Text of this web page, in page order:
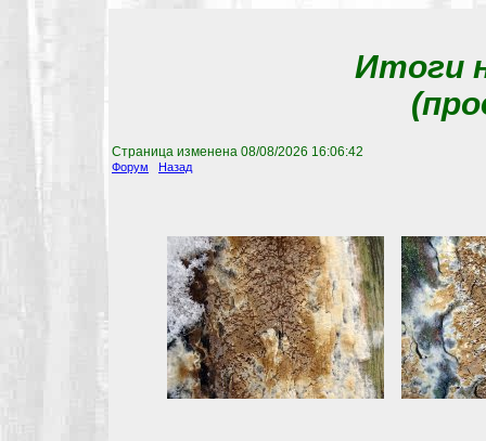
Итоги
Страница изменена 08/08/2026 16:06:42
Форум Назад